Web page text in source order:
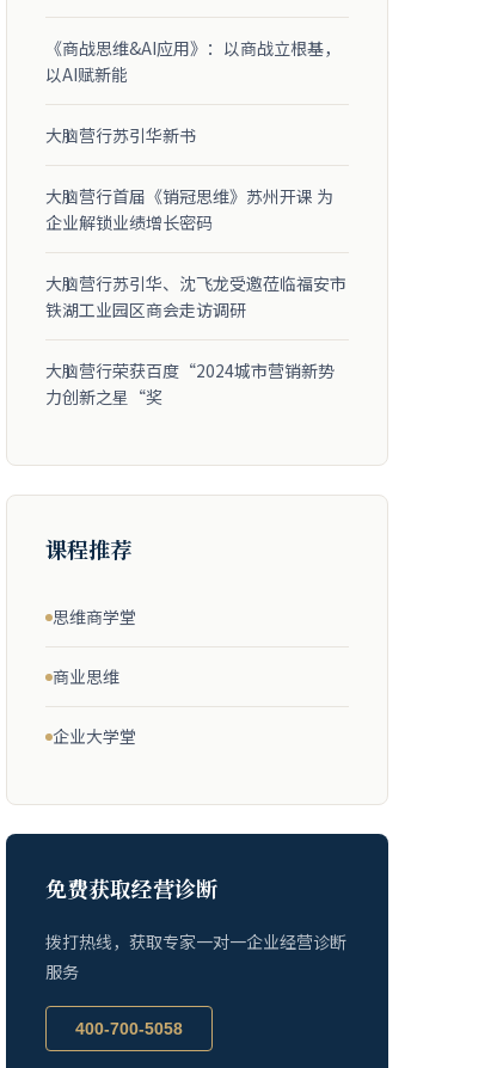
《商战思维&AI应用》：以商战立根基，
以AI赋新能
大脑营行苏引华新书
大脑营行首届《销冠思维》苏州开课 为
企业解锁业绩增长密码
大脑营行苏引华、沈飞龙受邀莅临福安市
铁湖工业园区商会走访调研
大脑营行荣获百度“2024城市营销新势
力创新之星“奖
课程推荐
思维商学堂
商业思维
企业大学堂
免费获取经营诊断
拨打热线，获取专家一对一企业经营诊断
服务
400-700-5058